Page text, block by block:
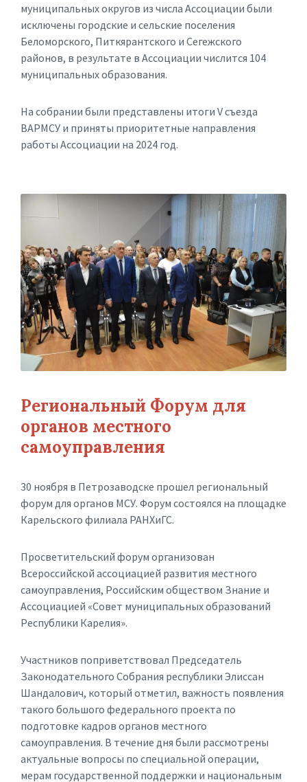
муниципальных округов из числа Ассоциации были
исключены городские и сельские поселения
Беломорского, Питкярантского и Сегежского
районов, в результате в Ассоциации числится 104
муниципальных образования.
На собрании были представлены итоги V съезда
ВАРМСУ и приняты приоритетные направления
работы Ассоциации на 2024 год.
Региональный Форум для
органов местного
самоуправления
30 ноября в Петрозаводске прошел региональный
форум для органов МСУ. Форум состоялся на площадке
Карельского филиала РАНХиГС.
Просветительский форум организован
Всероссийской ассоциацией развития местного
самоуправления, Российским обществом Знание и
Ассоциацией «Совет муниципальных образований
Республики Карелия».
Участников поприветствовал Председатель
Законодательного Собрания республики Элиссан
Шандалович, который отметил, важность появления
такого большого федерального проекта по
подготовке кадров органов местного
самоуправления. В течение дня были рассмотрены
актуальные вопросы по специальной операции,
мерам государственной поддержки и национальным